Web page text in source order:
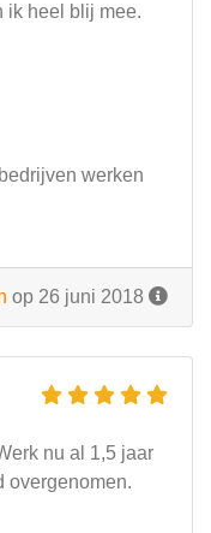
ik heel blij mee.
werken
op 26 juni 2018
nu al 1,5 jaar
overgenomen.